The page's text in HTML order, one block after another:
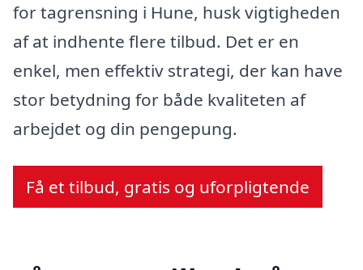
for tagrensning i Hune, husk vigtigheden
af at indhente flere tilbud. Det er en
enkel, men effektiv strategi, der kan have
stor betydning for både kvaliteten af
arbejdet og din pengepung.
Få et tilbud, gratis og uforpligtende